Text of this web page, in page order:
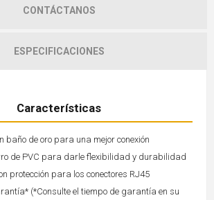
CONTÁCTANOS
ESPECIFICACIONES
Características
baño de oro para una mejor conexión
de PVC para darle flexibilidad y durabilidad
protección para los conectores RJ45
(*Consulte el tiempo de garantía en su